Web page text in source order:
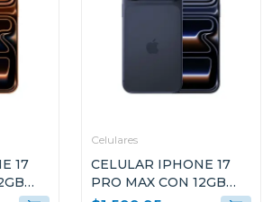
17
Celulares
CELULAR IPHONE 17
PRO MAX CON 12GB